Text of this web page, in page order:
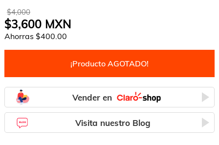
$4,000
$3,600MXN
Ahorras $400.00
¡Producto AGOTADO!
Vender en
Visita nuestro Blog